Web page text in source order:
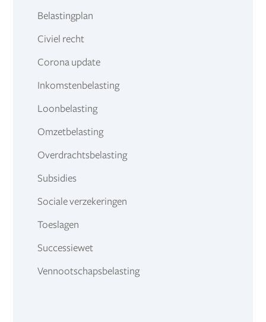
Belastingplan
Civiel recht
Corona update
Inkomstenbelasting
Loonbelasting
Omzetbelasting
Overdrachtsbelasting
Subsidies
Sociale verzekeringen
Toeslagen
Successiewet
Vennootschapsbelasting